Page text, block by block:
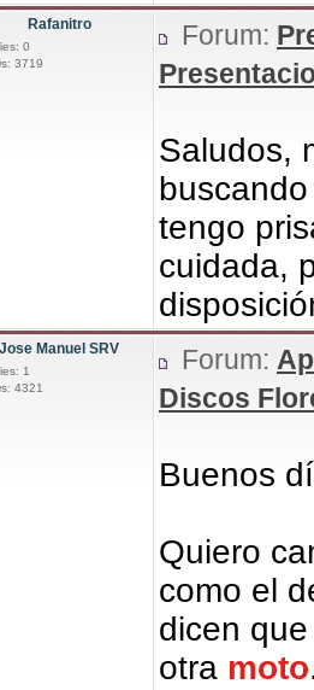
Rafanitro
0
3719
Forum:
Saludos,
tengo
cuidada,
Jose Manuel SRV
1
4321
Forum:
Discos
Buenos
Quiero
como el
dicen
otra moto